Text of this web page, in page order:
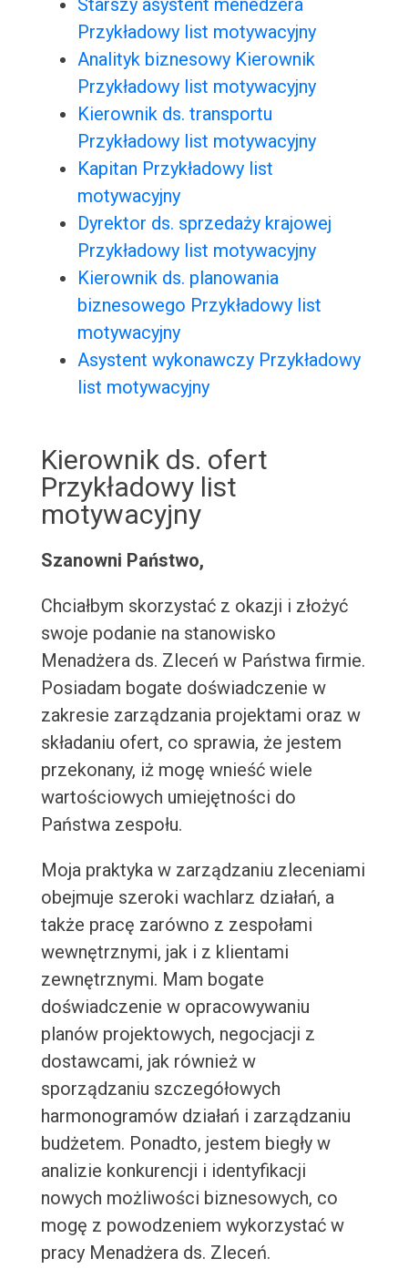
Starszy asystent menedżera
Przykładowy list motywacyjny
Analityk biznesowy Kierownik
Przykładowy list motywacyjny
Kierownik ds. transportu
Przykładowy list motywacyjny
Kapitan Przykładowy list
motywacyjny
Dyrektor ds. sprzedaży krajowej
Przykładowy list motywacyjny
Kierownik ds. planowania
biznesowego Przykładowy list
motywacyjny
Asystent wykonawczy Przykładowy
list motywacyjny
Kierownik ds. ofert
Przykładowy list
motywacyjny
Szanowni Państwo,
Chciałbym skorzystać z okazji i złożyć
swoje podanie na stanowisko
Menadżera ds. Zleceń w Państwa firmie.
Posiadam bogate doświadczenie w
zakresie zarządzania projektami oraz w
składaniu ofert, co sprawia, że jestem
przekonany, iż mogę wnieść wiele
wartościowych umiejętności do
Państwa zespołu.
Moja praktyka w zarządzaniu zleceniami
obejmuje szeroki wachlarz działań, a
także pracę zarówno z zespołami
wewnętrznymi, jak i z klientami
zewnętrznymi. Mam bogate
doświadczenie w opracowywaniu
planów projektowych, negocjacji z
dostawcami, jak również w
sporządzaniu szczegółowych
harmonogramów działań i zarządzaniu
budżetem. Ponadto, jestem biegły w
analizie konkurencji i identyfikacji
nowych możliwości biznesowych, co
mogę z powodzeniem wykorzystać w
pracy Menadżera ds. Zleceń.